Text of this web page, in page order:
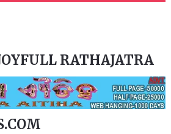
RATHAJATRA